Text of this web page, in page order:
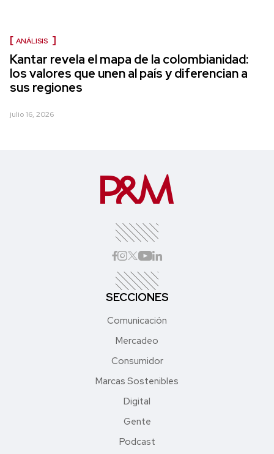
ANÁLISIS
Kantar revela el mapa de la colombianidad:
los valores que unen al país y diferencian a
sus regiones
julio 16, 2026
SECCIONES
Comunicación
Mercadeo
Consumidor
Marcas Sostenibles
Digital
Gente
Podcast